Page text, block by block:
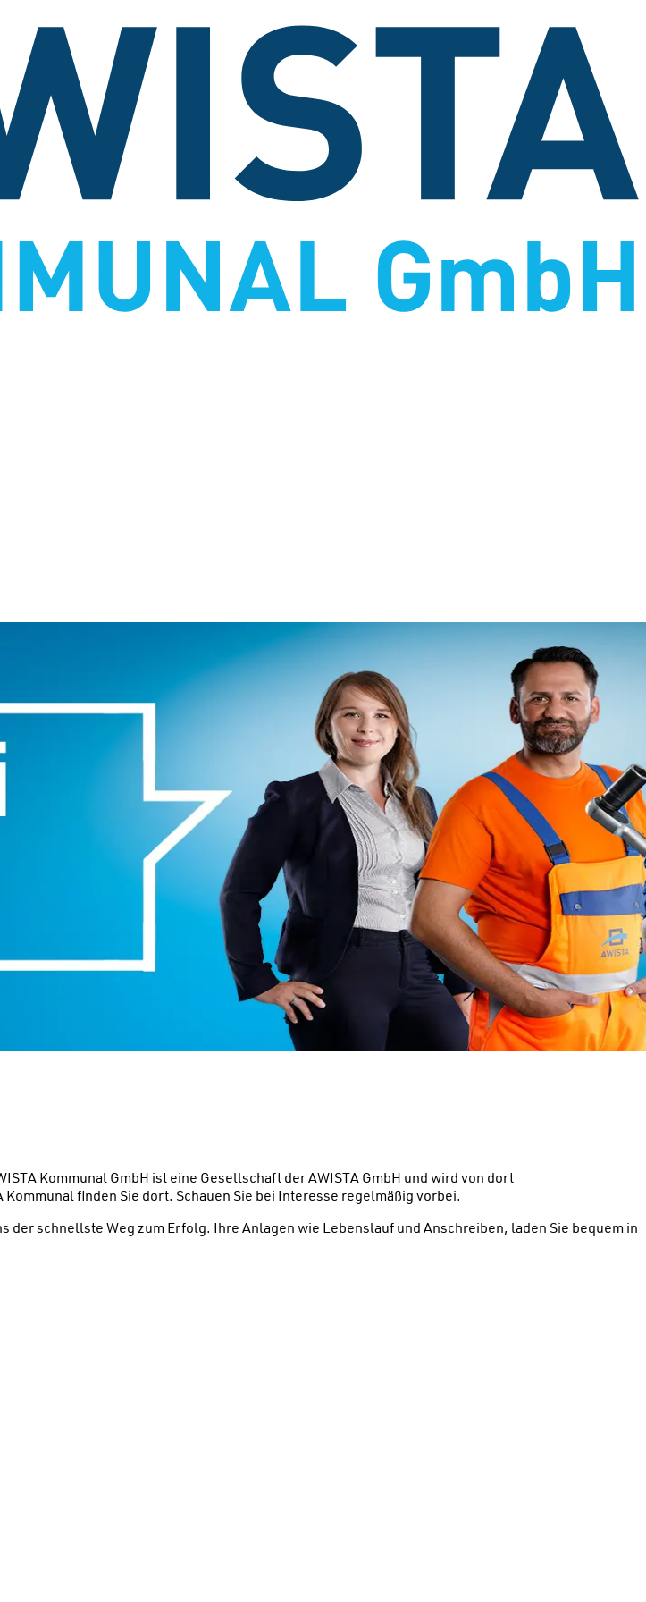
Kommunal GmbH ist eine Gesellschaft der AWISTA GmbH und wird von dort
finden Sie dort. Schauen Sie bei Interesse regelmäßig vorbei.
schnellste Weg zum Erfolg. Ihre Anlagen wie Lebenslauf und Anschreiben, laden Sie bequem in